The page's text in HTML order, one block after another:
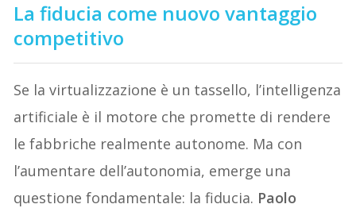
La fiducia come nuovo vantaggio
competitivo
Se la virtualizzazione è un tassello, l’intelligenza
artificiale è il motore che promette di rendere
le fabbriche realmente autonome. Ma con
l’aumentare dell’autonomia, emerge una
questione fondamentale: la fiducia. Paolo